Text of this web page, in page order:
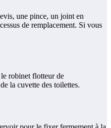
une pince, un joint en
de remplacement. Si vous
le robinet flotteur de
la cuvette des toilettes.